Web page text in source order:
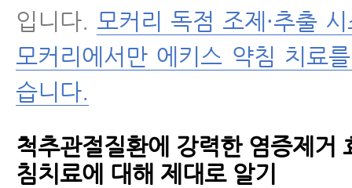
입니다. 모커리 독점 조제·추출
모커리에서만 에키스 약침 치료
습니다.
척추관절질환에 강력한 염증제거
침치료에 대해 제대로 알기